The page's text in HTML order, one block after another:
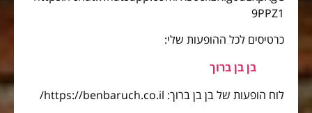
9PPZ1
כרטיסים לכל ההופעות שלי:
בן בן ברוך
לוח הופעות של בן בן ברוך: https://benbaruch.co.il/